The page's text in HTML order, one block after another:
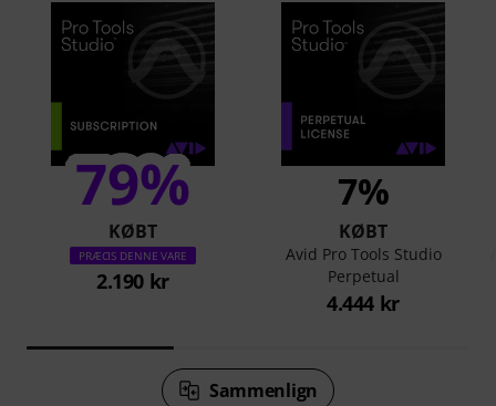
79%
KØBT
PRÆCIS DENNE VARE
2.190 kr
7%
KØBT
Avid Pro Tools Studio
Perpetual
4.444 kr
Sammenlign